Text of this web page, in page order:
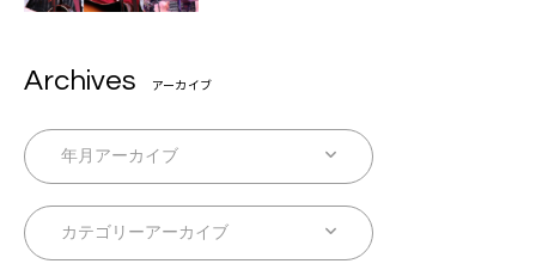
Archives アーカイブ